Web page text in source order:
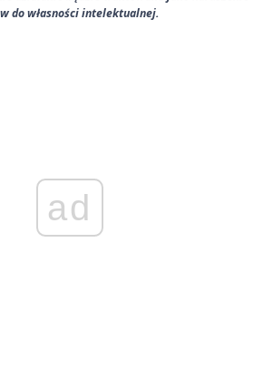
do własności intelektualnej.
ad